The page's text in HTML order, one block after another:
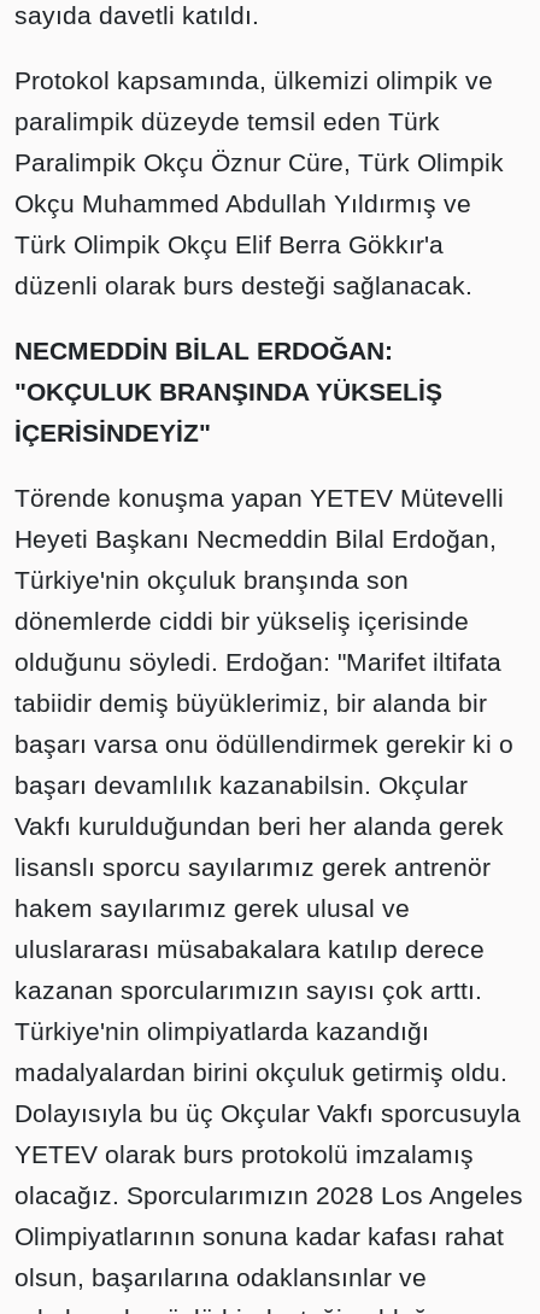
sayıda davetli katıldı.
Protokol kapsamında, ülkemizi olimpik ve
paralimpik düzeyde temsil eden Türk
Paralimpik Okçu Öznur Cüre, Türk Olimpik
Okçu Muhammed Abdullah Yıldırmış ve
Türk Olimpik Okçu Elif Berra Gökkır'a
düzenli olarak burs desteği sağlanacak.
NECMEDDİN BİLAL ERDOĞAN:
"OKÇULUK BRANŞINDA YÜKSELİŞ
İÇERİSİNDEYİZ"
Törende konuşma yapan YETEV Mütevelli
Heyeti Başkanı Necmeddin Bilal Erdoğan,
Türkiye'nin okçuluk branşında son
dönemlerde ciddi bir yükseliş içerisinde
olduğunu söyledi. Erdoğan: "Marifet iltifata
tabiidir demiş büyüklerimiz, bir alanda bir
başarı varsa onu ödüllendirmek gerekir ki o
başarı devamlılık kazanabilsin. Okçular
Vakfı kurulduğundan beri her alanda gerek
lisanslı sporcu sayılarımız gerek antrenör
hakem sayılarımız gerek ulusal ve
uluslararası müsabakalara katılıp derece
kazanan sporcularımızın sayısı çok arttı.
Türkiye'nin olimpiyatlarda kazandığı
madalyalardan birini okçuluk getirmiş oldu.
Dolayısıyla bu üç Okçular Vakfı sporcusuyla
YETEV olarak burs protokolü imzalamış
olacağız. Sporcularımızın 2028 Los Angeles
Olimpiyatlarının sonuna kadar kafası rahat
olsun, başarılarına odaklansınlar ve